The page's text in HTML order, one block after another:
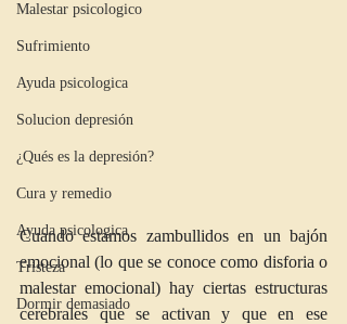
Malestar psicologico
Sufrimiento
Ayuda psicologica
Solucion depresión
¿Qués es la depresión?
Cura y remedio
Ayuda psicologica
Tristeza
Dormir demasiado
Cuando estamos zambullidos en un bajón
emocional (lo que se conoce como disforia o
malestar emocional) hay ciertas estructuras
cerebrales que se activan y que en ese